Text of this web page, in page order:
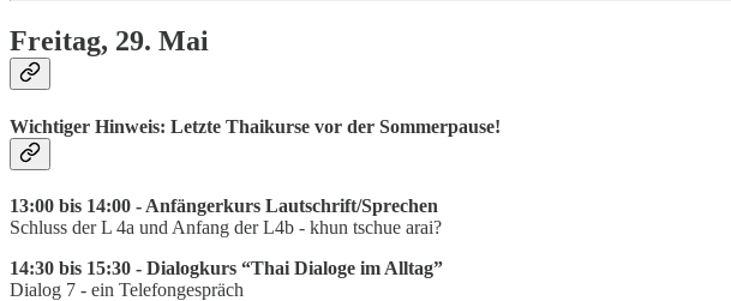
Freitag, 29. Mai
Wichtiger Hinweis: Letzte Thaikurse vor der Sommerpause!
13:00 bis 14:00 - Anfängerkurs Lautschrift/Sprechen
Schluss der L 4a und Anfang der L4b - khun tschue arai?
14:30 bis 15:30 - Dialogkurs “Thai Dialoge im Alltag”
Dialog 7 - ein Telefongespräch